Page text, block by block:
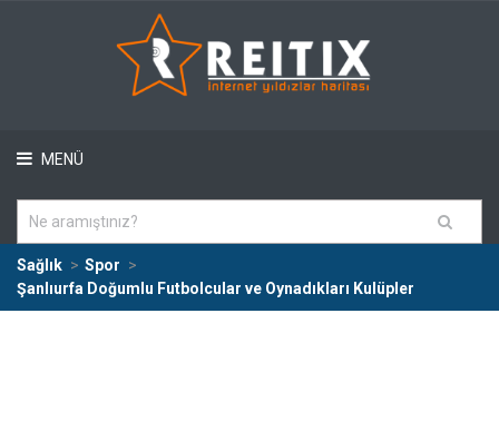
MENÜ
Sağlık
Spor
Şanlıurfa Doğumlu Futbolcular ve Oynadıkları Kulüpler